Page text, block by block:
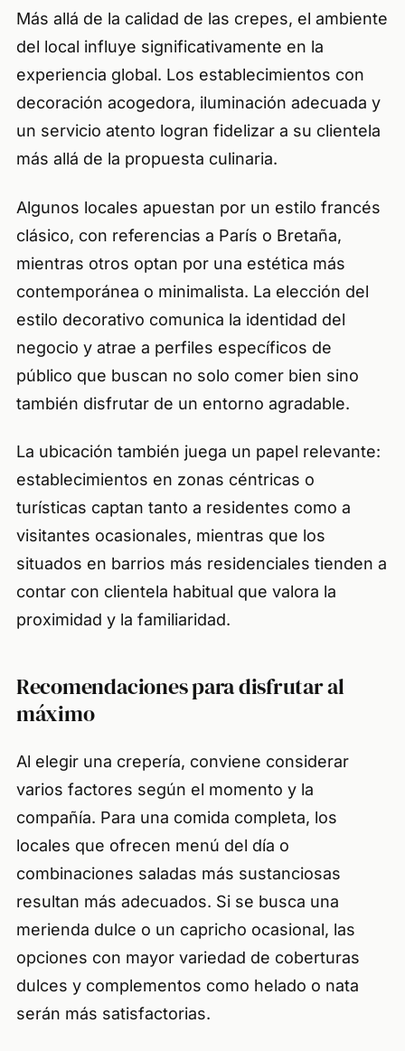
Más allá de la calidad de las crepes, el ambiente
del local influye significativamente en la
experiencia global. Los establecimientos con
decoración acogedora, iluminación adecuada y
un servicio atento logran fidelizar a su clientela
más allá de la propuesta culinaria.
Algunos locales apuestan por un estilo francés
clásico, con referencias a París o Bretaña,
mientras otros optan por una estética más
contemporánea o minimalista. La elección del
estilo decorativo comunica la identidad del
negocio y atrae a perfiles específicos de
público que buscan no solo comer bien sino
también disfrutar de un entorno agradable.
La ubicación también juega un papel relevante:
establecimientos en zonas céntricas o
turísticas captan tanto a residentes como a
visitantes ocasionales, mientras que los
situados en barrios más residenciales tienden a
contar con clientela habitual que valora la
proximidad y la familiaridad.
Recomendaciones para disfrutar al
máximo
Al elegir una crepería, conviene considerar
varios factores según el momento y la
compañía. Para una comida completa, los
locales que ofrecen menú del día o
combinaciones saladas más sustanciosas
resultan más adecuados. Si se busca una
merienda dulce o un capricho ocasional, las
opciones con mayor variedad de coberturas
dulces y complementos como helado o nata
serán más satisfactorias.